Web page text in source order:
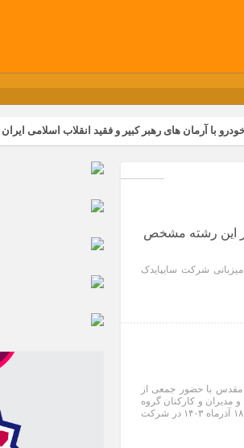
با آرمان های رهبر کبیر و فقید انقلاب اسلامی ایران
مسابقات گل کوچک جهان شرکت کرد
این رشته مشخص
شرکت سایپایدک
مقدس با حضور جمعی از
مدیران و کارکنان گروه
خودروسازی سایپا، خانواده‌های معظم شهدا و عموم مردم ولایتمدار و همیشه در صحنه، روز یکشنبه ۱۸ آذرماه ۱۴۰۳ در شرکت